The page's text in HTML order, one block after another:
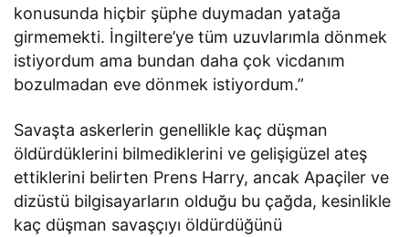
konusunda hiçbir şüphe duymadan yatağa
girmemekti. İngiltere’ye tüm uzuvlarımla dönmek
istiyordum ama bundan daha çok vicdanım
bozulmadan eve dönmek istiyordum.”
Savaşta askerlerin genellikle kaç düşman
öldürdüklerini bilmediklerini ve gelişigüzel ateş
ettiklerini belirten Prens Harry, ancak Apaçiler ve
dizüstü bilgisayarların olduğu bu çağda, kesinlikle
kaç düşman savaşçıyı öldürdüğünü